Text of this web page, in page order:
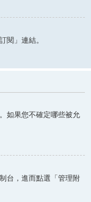
閱」連結。
如果您不確定哪些被允
台，進而點選「管理附